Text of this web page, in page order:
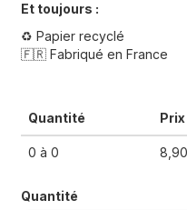
Et toujours :
♻️ Papier recyclé
🇫🇷 Fabriqué en France
Quantité Prix
0 à 0
Quantité